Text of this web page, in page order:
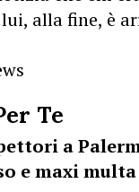
alla fine, è
Te
a
e maxi multa